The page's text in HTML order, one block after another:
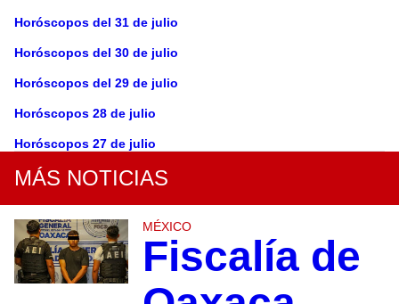
Horóscopos del 31 de julio
Horóscopos del 30 de julio
Horóscopos del 29 de julio
Horóscopos 28 de julio
Horóscopos 27 de julio
MÁS NOTICIAS
MÉXICO
Fiscalía de